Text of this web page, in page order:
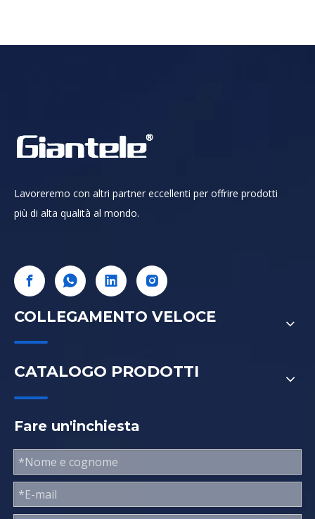
Lavoreremo con altri partner eccellenti per offrire prodotti
più di alta qualità al mondo.
COLLEGAMENTO VELOCE
CATALOGO PRODOTTI
Fare un'inchiesta